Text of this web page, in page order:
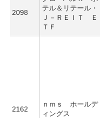
2098
テル＆リテール・
Ｊ－ＲＥＩＴ Ｅ
ＴＦ
2162
ｎｍｓ ホールデ
ィングス